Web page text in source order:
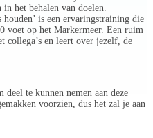
het behalen van doelen.
is een ervaringstraining die
voet op het Markermeer. Een ruim
collega’s en leert over jezelf, de
deel te kunnen nemen aan deze
voorzien, dus het zal je aan